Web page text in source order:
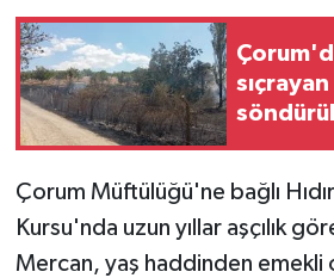
sıçrayan
Çorum Müftülüğü'ne bağlı
Kursu'nda uzun yıllar aşçılık
Mercan, yaş haddinden emekli